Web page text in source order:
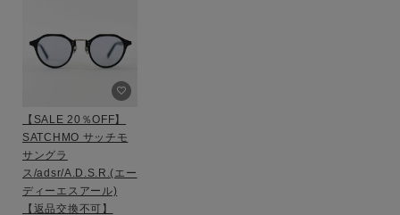
【SALE 20％OFF】
SATCHMO サッチモ
サングラ
ス/adsr/A.D.S.R.(エー
ディーエスアール)
【返品交換不可】